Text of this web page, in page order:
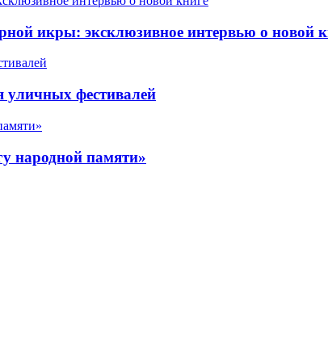
икры: эксклюзивное интервью о новой
фестивалей
народной памяти»